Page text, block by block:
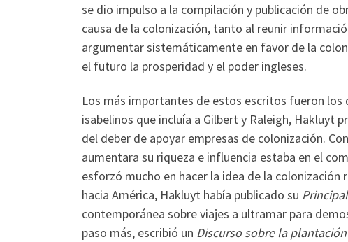
se dio impulso a la compilación y publicación de
causa de la colonización, tanto al reunir
argumentar sistemáticamente en favor de la
el futuro la prosperidad y el poder ingleses.
Los más importantes de estos escritos fueron
isabelinos que incluía a Gilbert y Raleigh, Hakluyt
del deber de apoyar empresas de colonización.
aumentara su riqueza e influencia estaba en el
esforzó mucho en hacer la idea de la colonización
hacia América, Hakluyt había publicado su
contemporánea sobre viajes a ultramar para
paso más, escribió un Discurso sobre la